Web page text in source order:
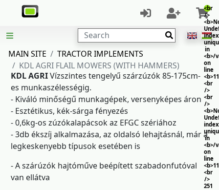
<br
/>
in
<b>/
on
line
<br
/>
<br
/>
in
<b>/
on
line
<br
/>
251
Search
MAIN SITE
TRACTOR IMPLEMENTS
KDL AGRI FLAIL MOWERS (WITH HAMMERS)
KDL AGRIVízszintes tengelyű szárzúzók 85-175cm-
es munkaszélességig.
- Kiváló minőségű munkagépek, versenyképes áron
- Esztétikus, kék-sárga fényezés
- 0,6kg-os zúzókalapácsok az EFGC szériához
- 3db ékszíj alkalmazása, az oldalsó lehajtásnál, már a
legkeskenyebb típusok esetében is
-A szárúzók hajtóműve beépített szabadonfutóval
van ellátva